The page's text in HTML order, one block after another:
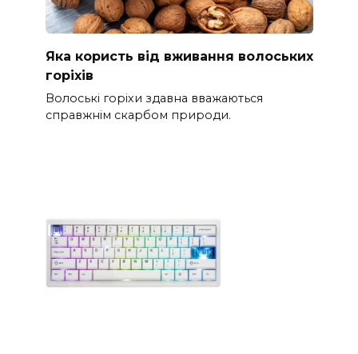
Яка користь від вживання волоських
горіхів
Волоські горіхи здавна вважаються
справжнім скарбом природи.